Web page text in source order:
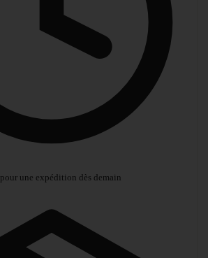
pour une expédition dès demain